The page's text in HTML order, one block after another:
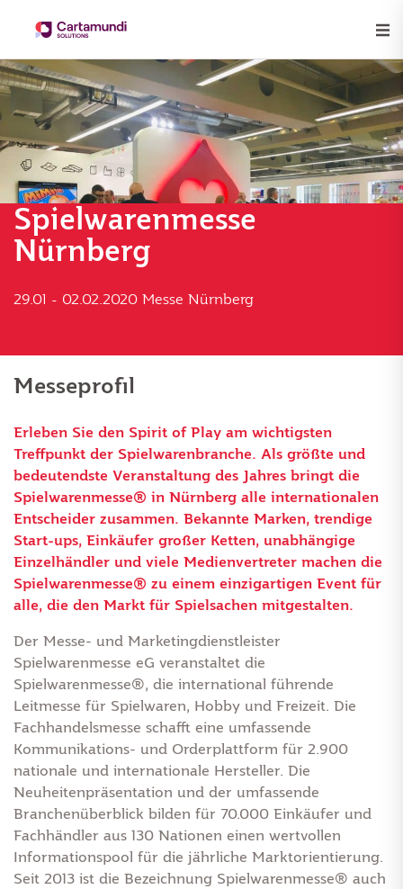
Spielwarenmesse
Nürnberg
29.01 - 02.02.2020 Messe Nürnberg
Messeprofil
Erleben Sie den Spirit of Play am wichtigsten
Treffpunkt der Spielwarenbranche. Als größte und
bedeutendste Veranstaltung des Jahres bringt die
Spielwarenmesse® in Nürnberg alle internationalen
Entscheider zusammen. Bekannte Marken, trendige
Start-ups, Einkäufer großer Ketten, unabhängige
Einzelhändler und viele Medienvertreter machen die
Spielwarenmesse® zu einem einzigartigen Event für
alle, die den Markt für Spielsachen mitgestalten.
Der Messe- und Marketingdienstleister
Spielwarenmesse eG veranstaltet die
Spielwarenmesse®, die international führende
Leitmesse für Spielwaren, Hobby und Freizeit. Die
Fachhandelsmesse schafft eine umfassende
Kommunikations- und Orderplattform für 2.900
nationale und internationale Hersteller. Die
Neuheitenpräsentation und der umfassende
Branchenüberblick bilden für 70.000 Einkäufer und
Fachhändler aus 130 Nationen einen wertvollen
Informationspool für die jährliche Marktorientierung.
Seit 2013 ist die Bezeichnung Spielwarenmesse® auch